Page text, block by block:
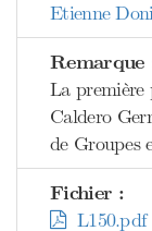
Etienne
Remarque
La première
Caldero
de Groupes
Fichier :
L150.pdf